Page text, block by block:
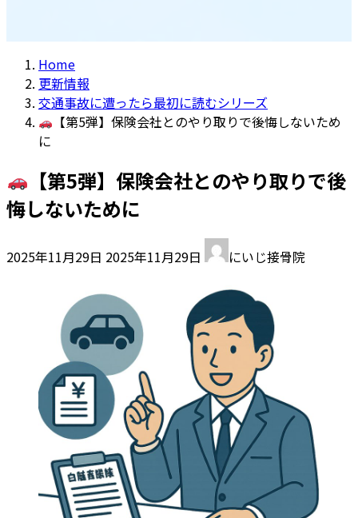
Home
更新情報
交通事故に遭ったら最初に読むシリーズ
【第5弾】保険会社とのやり取りで後悔しないため
に
【第5弾】保険会社とのやり取りで後
悔しないために
2025年11月29日 終
日
時
2025年11月29日 にいじ接骨院